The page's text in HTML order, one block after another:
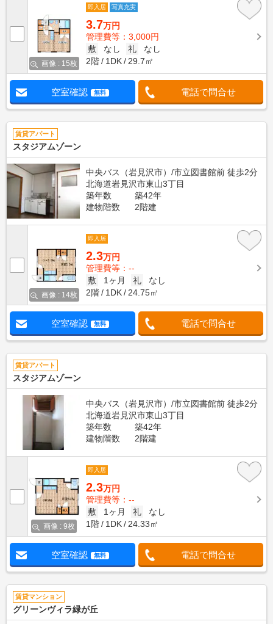
画像 : 15枚
即入居 写真充実
3.7万円
管理費等：3,000円
敷
なし 礼
なし
2階
1DK 29.7㎡
空室確認 無料 電話で問合せ
賃貸アパート
スタジアムゾーン
中央バス（岩見沢市）/市立図書館前 徒歩2分
北海道岩見沢市東山3丁目
築年数
築42年
建物階数
2階建
画像 : 14枚
即入居
2.3万円
管理費等：--
敷
1ヶ月 礼
なし
2階
1DK 24.75㎡
空室確認 無料 電話で問合せ
賃貸アパート
スタジアムゾーン
中央バス（岩見沢市）/市立図書館前 徒歩2分
北海道岩見沢市東山3丁目
築年数
築42年
建物階数
2階建
画像 : 9枚
即入居
2.3万円
管理費等：--
敷
1ヶ月 礼
なし
1階
1DK 24.33㎡
空室確認 無料 電話で問合せ
賃貸マンション
グリーンヴィラ緑が丘